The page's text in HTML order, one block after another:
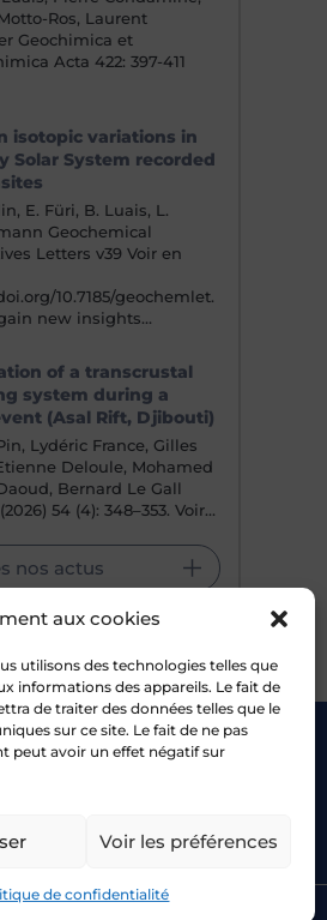
aux cookies
utilisons des technologies telles que
informations des appareils. Le fait de
de traiter des données telles que le
sur ce site. Le fait de ne pas
peut avoir un effet négatif sur
Voir les préférences
de confidentialité
Ros, Laurent
Geochimica et
Acta 422: 397-411
isotopic variations in
Solar System recorded
E. Füri, B. Luais, L.
Geochemical
Letters v39 Voir en
10.7185/geochemlet.
new insights…
of a transcrustal
system during a
(Asal Rift, Djibouti)
Lydéric France, Gilles
Deloule, Mohamed
Bernard Le Gall
54 (4): 348–353. Voir…
nos actus